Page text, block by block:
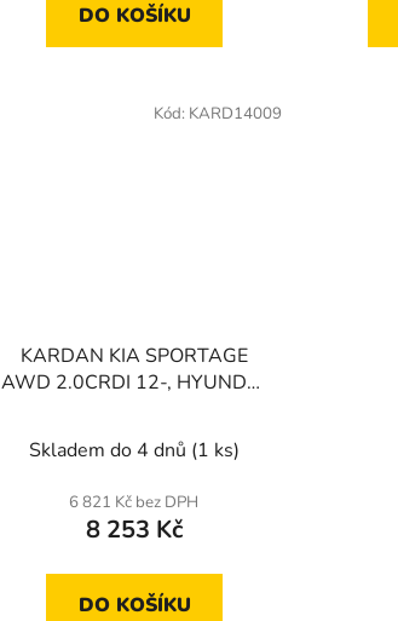
DO KOŠÍKU
KARDAN KIA SPORTAGE
AWD 2.0CRDI 12-, HYUNDAI
Skladem do 4 dnů (1 ks)
6 821 Kč bez DPH
8 253 Kč
DO KOŠÍKU
Kód: KARD14009